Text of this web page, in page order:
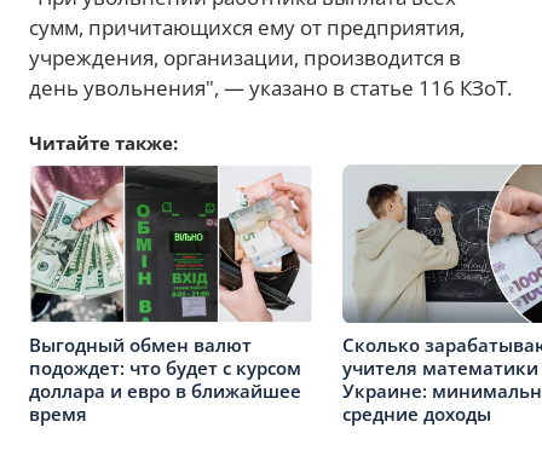
сумм, причитающихся ему от предприятия,
учреждения, организации, производится в
день увольнения", — указано в статье 116 КЗоТ.
Читайте также:
Выгодный обмен валют
подождет: что будет с курсом
доллара и евро в ближайшее
время
Сколько
учителя математики
Украине:
средние доходы